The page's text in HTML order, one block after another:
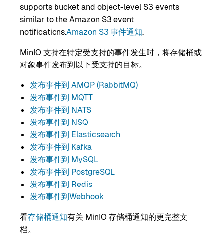
supports bucket and object-level S3 events
similar to the Amazon S3 event
notifications.Amazon S3 事件通知.
MinIO 支持在特定受支持的事件发生时，将存储桶或
对象事件发布到以下受支持的目标。
发布事件到 AMQP (RabbitMQ)
发布事件到 MQTT
发布事件到 NATS
发布事件到 NSQ
发布事件到 Elasticsearch
发布事件到 Kafka
发布事件到 MySQL
发布事件到 PostgreSQL
发布事件到 Redis
发布事件到Webhook
看存储桶通知有关 MinIO 存储桶通知的更完整文
档。